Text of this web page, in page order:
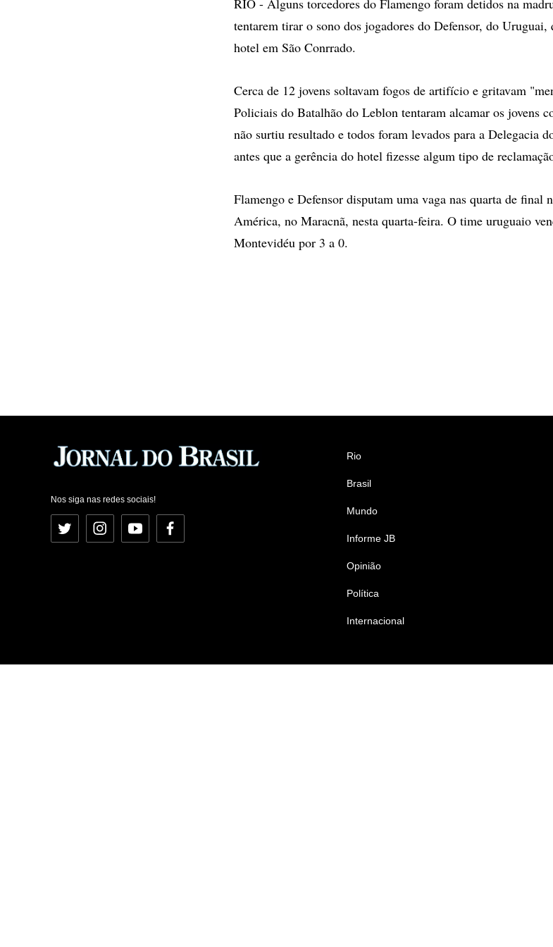
RIO - Alguns torcedores do Flamengo foram detidos na
tentarem tirar o sono dos jogadores do Defensor, do Uruguai,
hotel em São Conrrado.
Cerca de 12 jovens soltavam fogos de artifício e gritavam
Policiais do Batalhão do Leblon tentaram alcamar os jovens
não surtiu resultado e todos foram levados para a Delegacia
antes que a gerência do hotel fizesse algum tipo de
Flamengo e Defensor disputam uma vaga nas quarta de final
América, no Maracnã, nesta quarta-feira. O time uruguaio
Montevidéu por 3 a 0.
Nos siga nas redes sociais!
Twitter InstagramYouTubeFacebook
Rio
Brasil
Mundo
Informe JB
Opinião
Política
Internacional